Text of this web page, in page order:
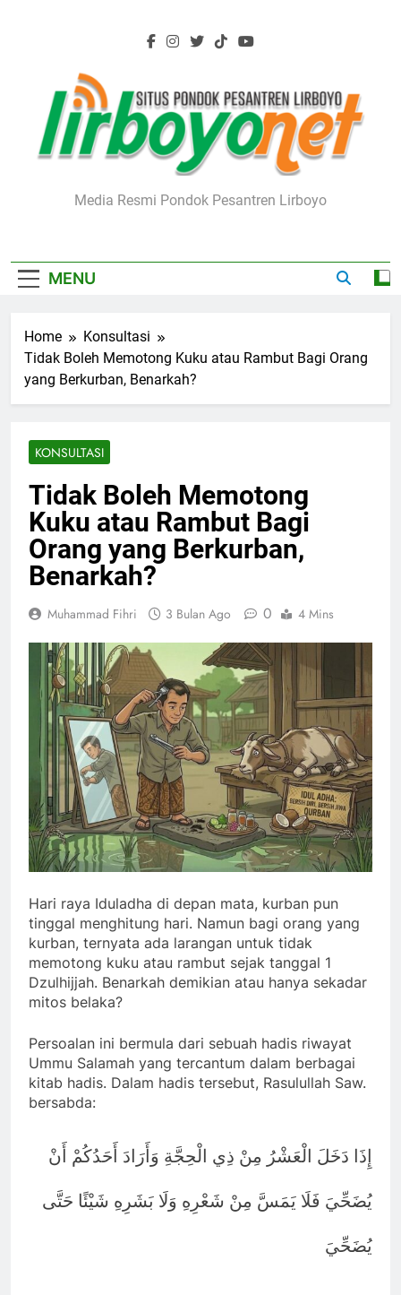
Lirboyo.net
Media Resmi Pondok Pesantren Lirboyo
MENU
Home
Konsultasi
Tidak Boleh Memotong Kuku atau Rambut Bagi Orang
yang Berkurban, Benarkah?
KONSULTASI
Tidak Boleh Memotong
Kuku atau Rambut Bagi
Orang yang Berkurban,
Benarkah?
Muhammad Fihri 3 Bulan Ago 0 4 Mins
Hari raya Iduladha di depan mata, kurban pun
tinggal menghitung hari. Namun bagi orang yang
kurban, ternyata ada larangan untuk tidak
memotong kuku atau rambut sejak tanggal 1
Dzulhijjah. Benarkah demikian atau hanya sekadar
mitos belaka?
Persoalan ini bermula dari sebuah hadis riwayat
Ummu Salamah yang tercantum dalam berbagai
kitab hadis. Dalam hadis tersebut, Rasulullah Saw.
bersabda:
إِذَا دَخَلَ الْعَشْرُ مِنْ ذِي الْحِجَّةِ وَأَرَادَ أَحَدُكُمْ أَنْ
يُضَحِّيَ فَلَا يَمَسَّ مِنْ شَعْرِهِ وَلَا بَشَرِهِ شَيْئًا حَتَّى
يُضَحِّيَ